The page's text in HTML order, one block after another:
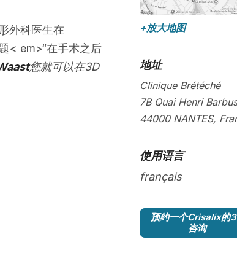
外科医生在
< em>“在手术之后
您就可以在3D
+放大地图
地址
Clinique Brétéché
7B Quai Henri
44000 NANTES,
使用语言
français
预约一个Crisalix的
咨询